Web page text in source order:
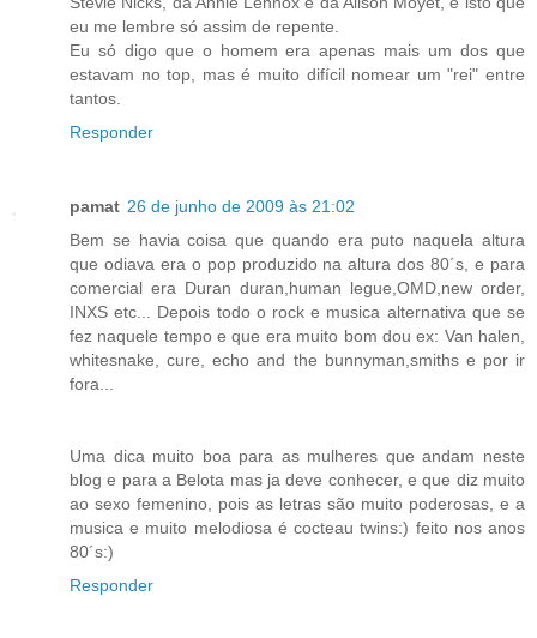
eu me lembre só assim de repente.
Eu só digo que o homem era apenas mais um dos que
estavam no top, mas é muito difícil nomear um "rei" entre
tantos.
Responder
pamat 26 de junho de 2009 às 21:02
Bem se havia coisa que quando era puto naquela altura
que odiava era o pop produzido na altura dos 80´s, e para
comercial era Duran duran,human legue,OMD,new order,
INXS etc... Depois todo o rock e musica alternativa que se
fez naquele tempo e que era muito bom dou ex: Van halen,
whitesnake, cure, echo and the bunnyman,smiths e por ir
fora...
Uma dica muito boa para as mulheres que andam neste
blog e para a Belota mas ja deve conhecer, e que diz muito
ao sexo femenino, pois as letras são muito poderosas, e a
musica e muito melodiosa é cocteau twins:) feito nos anos
80´s:)
Responder